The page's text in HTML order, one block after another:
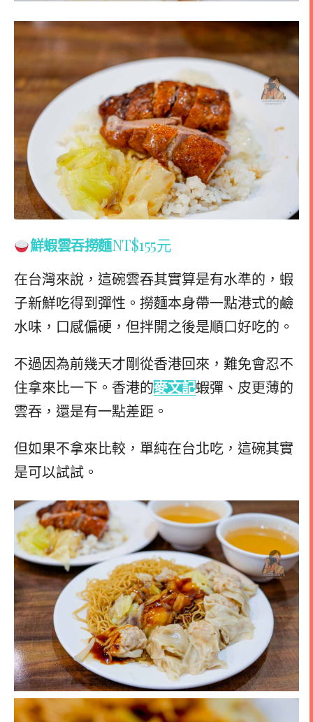
鮮蝦雲吞撈麵NT$155元
在台灣來說，這碗雲吞其實算是有水準的，蝦
子新鮮吃得到彈性。撈麵本身帶一點港式的鹼
水味，口感偏硬，但拌開之後是順口好吃的。
不過因為前幾天才剛從香港回來，難免會忍不
住拿來比一下。香港的麥文記蝦彈、皮更薄的
雲吞，還是有一點差距。
但如果不拿來比較，單純在台北吃，這碗其實
是可以試試。